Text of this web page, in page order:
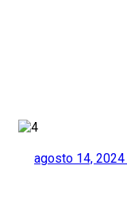
agosto 14, 2024